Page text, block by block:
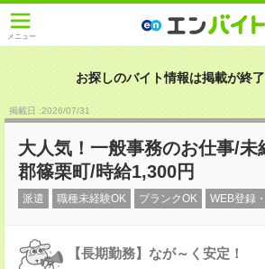
メニュー
お探しのバイト情報は掲載が終了
掲載日 :2026/07/31
大人気！一般事務のお仕事/未
郡篠栗町/時給1,300円
派遣 職種未経験OK ブランクOK WEB登録
【長期勤務】なが～く安定！